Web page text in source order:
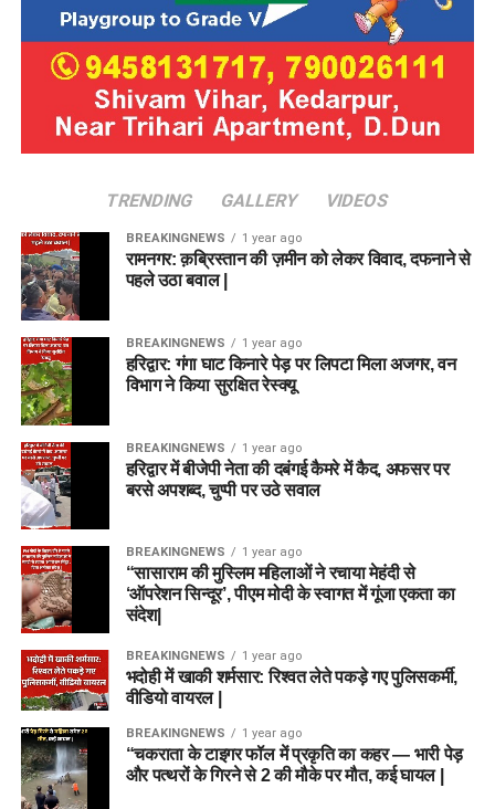
TRENDING GALLERY VIDEOS
BREAKINGNEWS 1 year ago
रामनगर: क़ब्रिस्तान की ज़मीन को लेकर विवाद, दफनाने से
पहले उठा बवाल |
BREAKINGNEWS 1 year ago
हरिद्वार: गंगा घाट किनारे पेड़ पर लिपटा मिला अजगर, वन
विभाग ने किया सुरक्षित रेस्क्यू
BREAKINGNEWS 1 year ago
हरिद्वार में बीजेपी नेता की दबंगई कैमरे में कैद, अफसर पर
बरसे अपशब्द, चुप्पी पर उठे सवाल
BREAKINGNEWS 1 year ago
“सासाराम की मुस्लिम महिलाओं ने रचाया मेहंदी से
‘ऑपरेशन सिन्दूर’, पीएम मोदी के स्वागत में गूंजा एकता का
संदेश|
BREAKINGNEWS 1 year ago
भदोही में खाकी शर्मसार: रिश्वत लेते पकड़े गए पुलिसकर्मी,
वीडियो वायरल |
BREAKINGNEWS 1 year ago
“चकराता के टाइगर फॉल में प्रकृति का कहर — भारी पेड़
और पत्थरों के गिरने से 2 की मौके पर मौत, कई घायल |